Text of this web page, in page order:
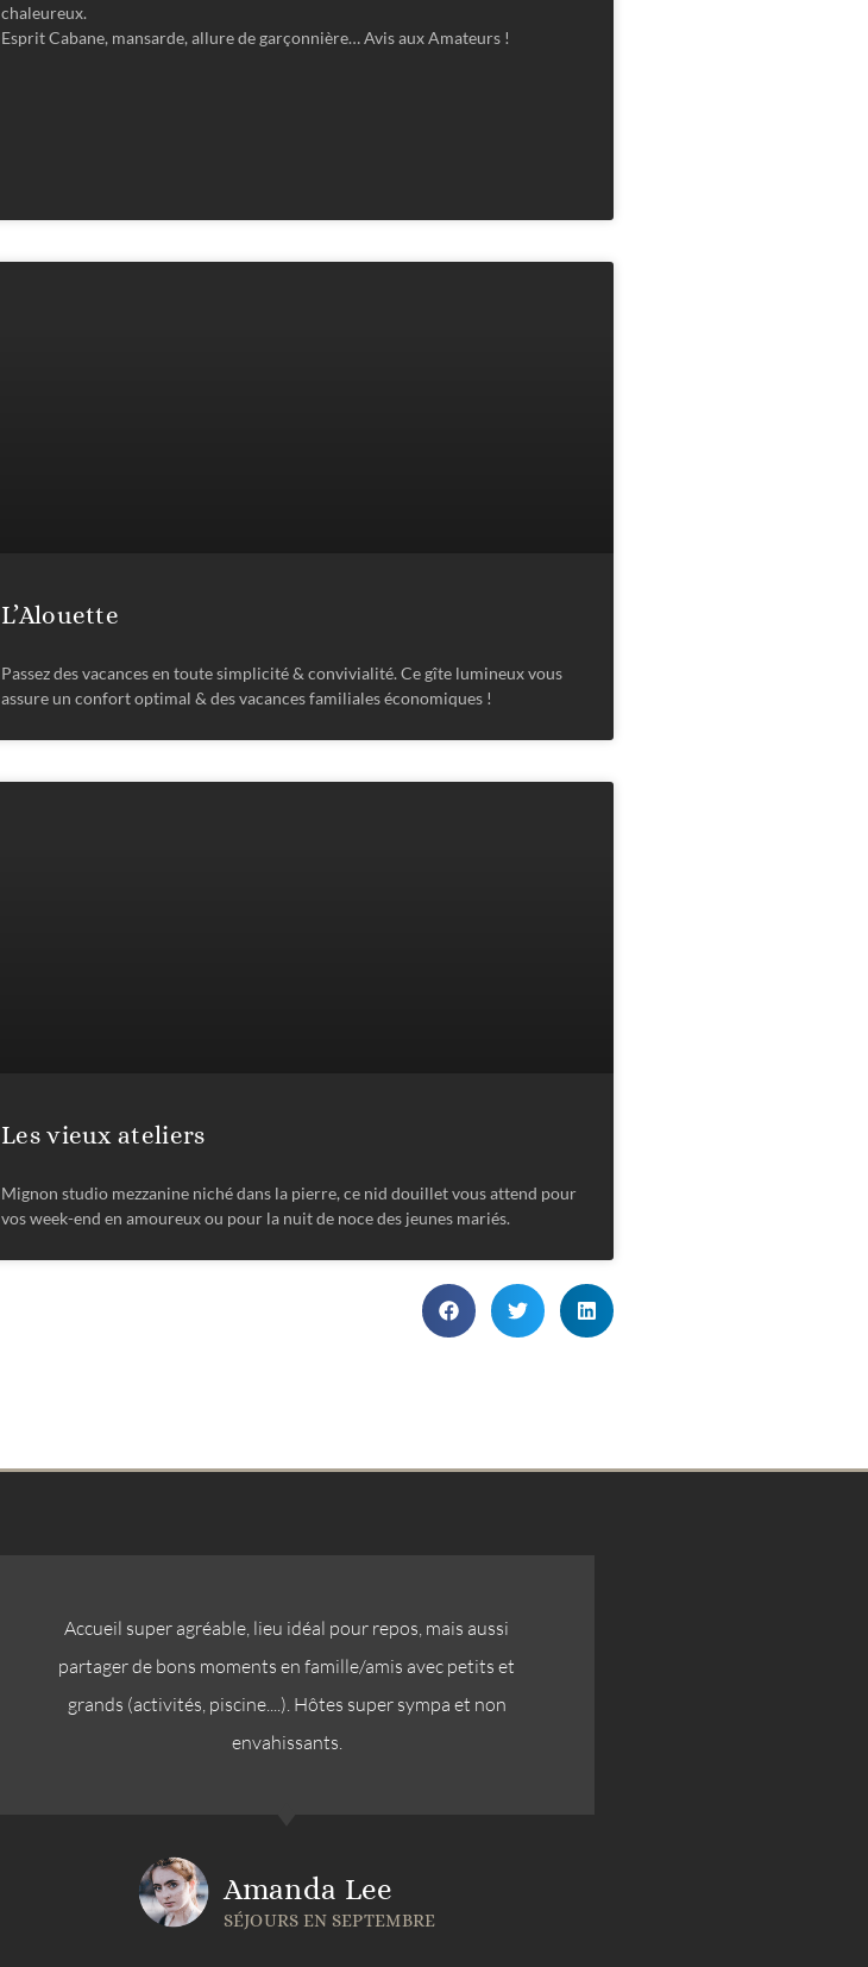
chaleureux.
Esprit Cabane, mansarde, allure de garçonnière… Avis aux Amateurs !
L’Alouette
Passez des vacances en toute simplicité & convivialité. Ce gîte lumineux vous
assure un confort optimal & des vacances familiales économiques !
Les vieux ateliers
Mignon studio mezzanine niché dans la pierre, ce nid douillet vous attend pour
vos week-end en amoureux ou pour la nuit de noce des jeunes mariés.
Accueil super agréable, lieu idéal pour repos, mais aussi
partager de bons moments en famille/amis avec petits et
grands (activités, piscine....). Hôtes super sympa et non
envahissants.
Amanda Lee
SÉJOURS EN SEPTEMBRE